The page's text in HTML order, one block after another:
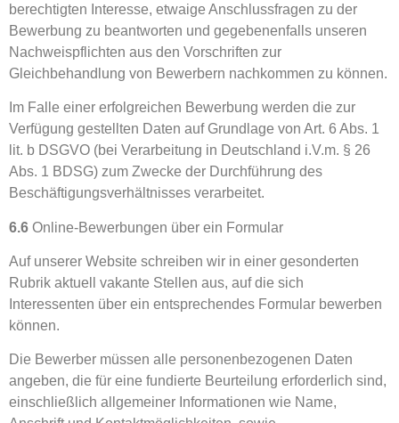
berechtigten Interesse, etwaige Anschlussfragen zu der
Bewerbung zu beantworten und gegebenenfalls unseren
Nachweispflichten aus den Vorschriften zur
Gleichbehandlung von Bewerbern nachkommen zu können.
Im Falle einer erfolgreichen Bewerbung werden die zur
Verfügung gestellten Daten auf Grundlage von Art. 6 Abs. 1
lit. b DSGVO (bei Verarbeitung in Deutschland i.V.m. § 26
Abs. 1 BDSG) zum Zwecke der Durchführung des
Beschäftigungsverhältnisses verarbeitet.
6.6 Online-Bewerbungen über ein Formular
Auf unserer Website schreiben wir in einer gesonderten
Rubrik aktuell vakante Stellen aus, auf die sich
Interessenten über ein entsprechendes Formular bewerben
können.
Die Bewerber müssen alle personenbezogenen Daten
angeben, die für eine fundierte Beurteilung erforderlich sind,
einschließlich allgemeiner Informationen wie Name,